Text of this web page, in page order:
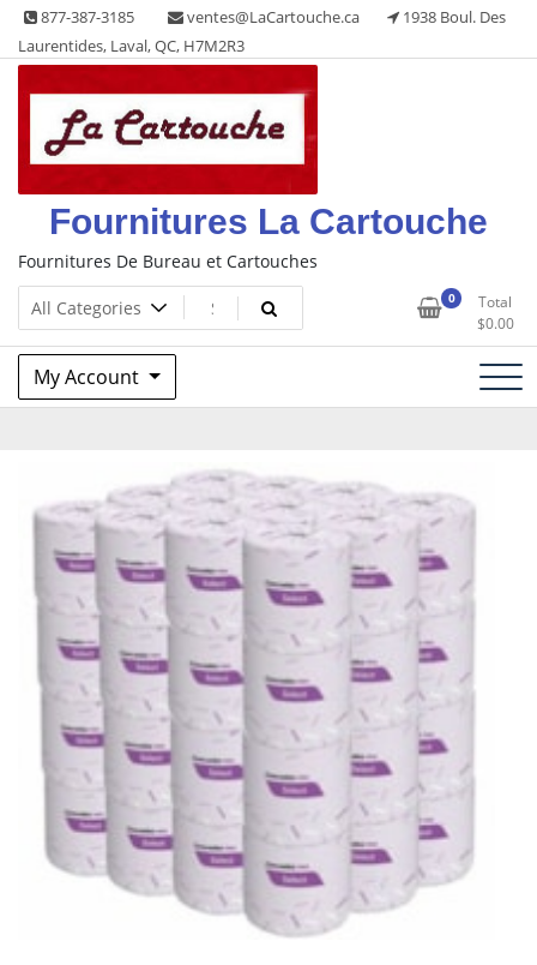
Skip
content
877-387-3185 ventes@LaCartouche.ca
1938 Boul. Des
Laurentides, Laval, QC, H7M2R3
Fournitures La Cartouche
Fournitures De Bureau et Cartouches
0
Total
$0.00
My Account